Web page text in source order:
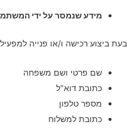
מידע שנמסר על ידי
בעת ביצוע רכישה ו/או פנייה
שם פרטי ושם משפחה
כתובת דוא"ל
מספר טלפון
כתובת למשלוח